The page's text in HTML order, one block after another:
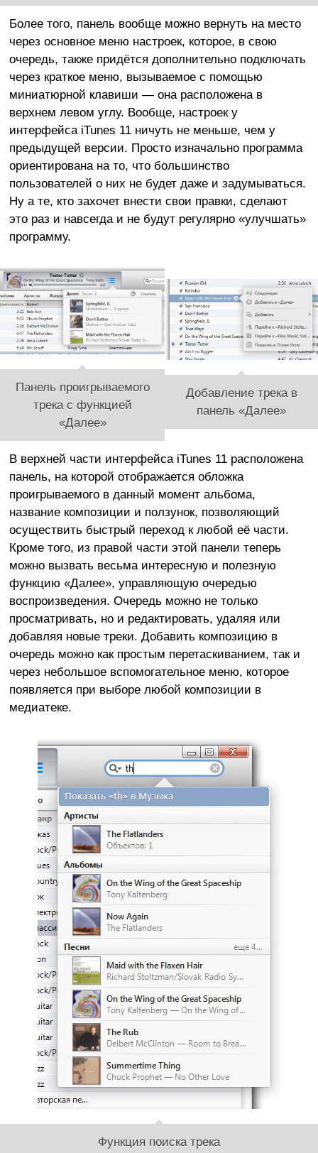
Более того, панель вообще можно вернуть на место
через основное меню настроек, которое, в свою
очередь, также придётся дополнительно подключать
через краткое меню, вызываемое с помощью
миниатюрной клавиши — она расположена в
верхнем левом углу. Вообще, настроек у
интерфейса iTunes 11 ничуть не меньше, чем у
предыдущей версии. Просто изначально программа
ориентирована на то, что большинство
пользователей о них не будет даже и задумываться.
Ну а те, кто захочет внести свои правки, сделают
это раз и навсегда и не будут регулярно «улучшать»
программу.
Панель проигрываемого
трека с функцией
«Далее»
Добавление трека в
панель «Далее»
В верхней части интерфейса iTunes 11 расположена
панель, на которой отображается обложка
проигрываемого в данный момент альбома,
название композиции и ползунок, позволяющий
осуществить быстрый переход к любой её части.
Кроме того, из правой части этой панели теперь
можно вызвать весьма интересную и полезную
функцию «Далее», управляющую очередью
воспроизведения. Очередь можно не только
просматривать, но и редактировать, удаляя или
добавляя новые треки. Добавить композицию в
очередь можно как простым перетаскиванием, так и
через небольшое вспомогательное меню, которое
появляется при выборе любой композиции в
медиатеке.
Функция поиска трека